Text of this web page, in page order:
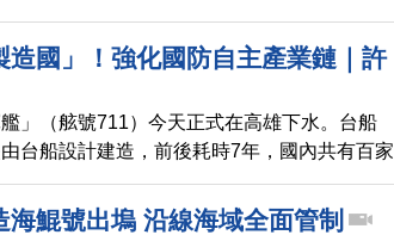
造國」！強化國防自主產業鏈｜許
集團今暫停交易｜裕隆城開幕 嚴
經部：台積高雄廠全用再生水
」（舷號711）今天正式在高雄下水。台船
台船設計建造，前後耗時7年，國內共有百家
率約四成。
海鯤號出塢 沿線海域全面管制